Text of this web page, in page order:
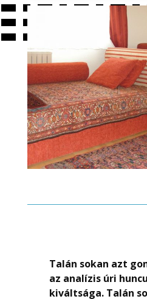
Talán sokan azt
az analízis úri
kiváltsága. Talán